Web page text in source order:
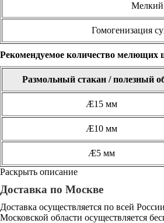
Мелкий
Гомогенизация
Рекомендуемое количество мелющих
Размольный стакан / полезный
Æ15 мм
Æ10 мм
Æ5 мм
Раскрыть описание
Доставка по Москве
Доставка осуществляется по всей
Московской области осуществляется